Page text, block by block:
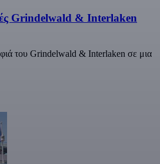
Grindelwald & Interlaken
του Grindelwald & Interlaken σε μια